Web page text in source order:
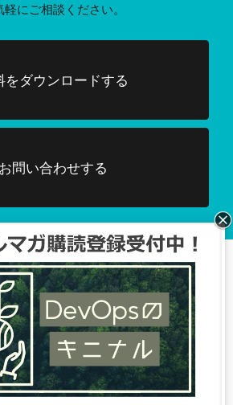
軽にご相談ください。
をダウンロードする
お問い合わせする
、TwitterでDevOpsに関する
配信を行っています。
by DevOpsHubjp